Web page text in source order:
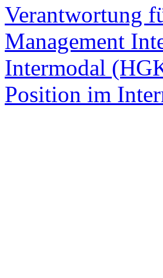
Verantwortung
Management
Intermodal
Position im